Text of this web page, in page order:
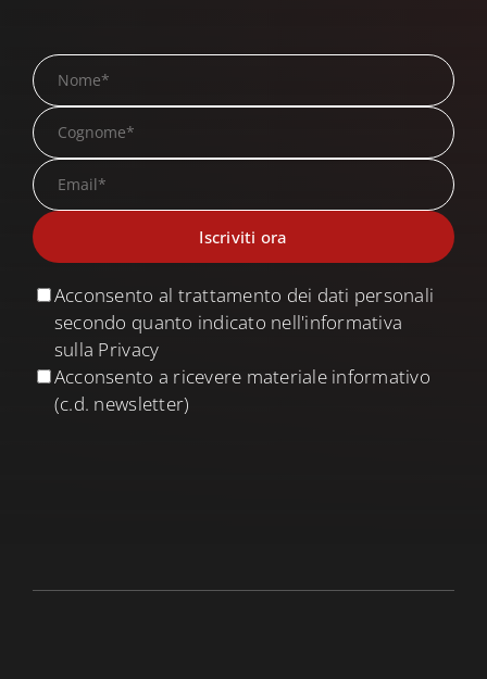
Acconsento al trattamento dei dati personali
secondo quanto indicato nell'informativa
sulla Privacy
Acconsento a ricevere materiale informativo
(c.d. newsletter)